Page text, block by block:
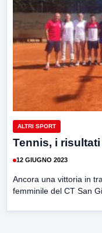
ALTRI SPORT
Tennis, i
12 GIUGNO 2023
Ancora una vittoria in
femminile del CT San